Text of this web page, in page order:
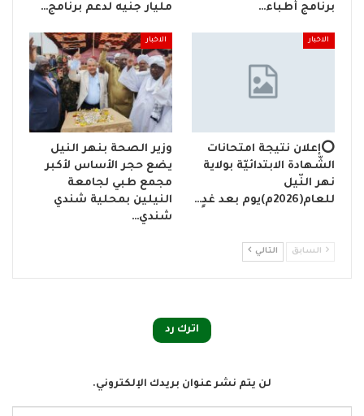
برنامج أطباء…
مليار جنيه لدعم برنامج…
الاخبار
⭕إعلان نتيجة امتحانات
الشّهادة الابتدائيّة بولاية
نهر النّيل
للعام(2026م)يوم بعد غدٍ…
الاخبار
وزير الصحة بنهر النيل
يضع حجر الأساس لأكبر
مجمع طبي لجامعة
النيلين بمحلية شندي
شندي…
السابق التالي
اترك رد
لن يتم نشر عنوان بريدك الإلكتروني.